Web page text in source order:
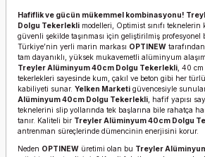
Hafiflik ve gücün mükemmel kombinasyonu!
Dolgu Tekerlekli modelleri, Optimist sınıfı
güvenli şekilde taşınması için geliştirilmiş profesyonel
Türkiye’nin yerli marin markası OPTINEW
tam dayanıklı, yüksek mukavemetli alüminyum
Treyler Alüminyum 40cm Dolgu Tekerlekli , 40
tekerlekleri sayesinde kum, çakıl ve beton gibi her
kabiliyeti sunar. Yelken Marketi güvencesiyle
Alüminyum 40cm Dolgu Tekerlekli , hafif yapısı
teknelerini slip yollarında tek başlarına bile rahatça
tanır. Kaliteli bir Treyler Alüminyum 40cm Dolgu
antrenman süreçlerinde dümencinin enerjisini korur.
Neden OPTINEW üretimi olan bu Treyler